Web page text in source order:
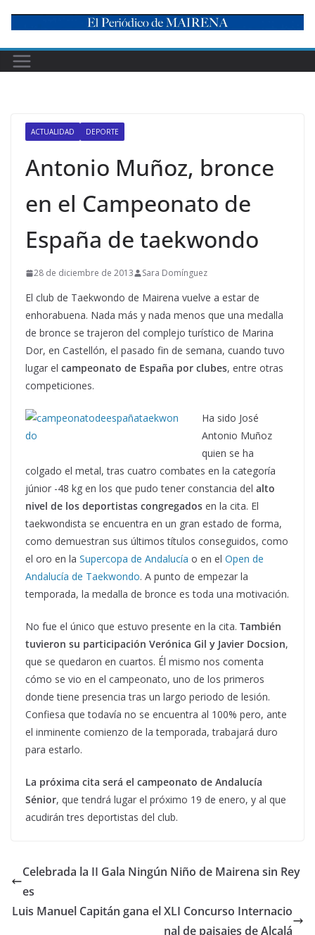
content
ACTUALIDAD DEPORTE
Antonio Muñoz, bronce
en el Campeonato de
España de taekwondo
28 de diciembre de 2013 Sara Domínguez
El club de Taekwondo de Mairena vuelve a estar de
enhorabuena. Nada más y nada menos que una medalla
de bronce se trajeron del complejo turístico de Marina
Dor, en Castellón, el pasado fin de semana, cuando tuvo
lugar el campeonato de España por clubes, entre otras
competiciones.
Ha sido José
Antonio Muñoz
quien se ha
colgado el metal, tras cuatro combates en la categoría
júnior -48 kg en los que pudo tener constancia del alto
nivel de los deportistas congregados en la cita. El
taekwondista se encuentra en un gran estado de forma,
como demuestran sus últimos títulos conseguidos, como
el oro en la Supercopa de Andalucía o en el Open de
Andalucía de Taekwondo. A punto de empezar la
temporada, la medalla de bronce es toda una motivación.
No fue el único que estuvo presente en la cita. También
tuvieron su participación Verónica Gil y Javier Docsion,
que se quedaron en cuartos. Él mismo nos comenta
cómo se vio en el campeonato, uno de los primeros
donde tiene presencia tras un largo periodo de lesión.
Confiesa que todavía no se encuentra al 100% pero, ante
el inminente comienzo de la temporada, trabajará duro
para estarlo.
La próxima cita será el campeonato de Andalucía
Sénior, que tendrá lugar el próximo 19 de enero, y al que
acudirán tres deportistas del club.
Celebrada la II Gala Ningún Niño de Mairena sin Rey
es
Luis Manuel Capitán gana el XLI Concurso Internacio
nal de paisajes de Alcalá